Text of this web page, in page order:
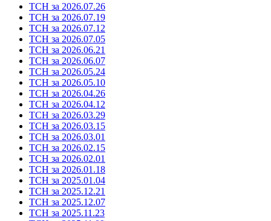
ТСН за 2026.07.26
ТСН за 2026.07.19
ТСН за 2026.07.12
ТСН за 2026.07.05
ТСН за 2026.06.21
ТСН за 2026.06.07
ТСН за 2026.05.24
ТСН за 2026.05.10
ТСН за 2026.04.26
ТСН за 2026.04.12
ТСН за 2026.03.29
ТСН за 2026.03.15
ТСН за 2026.03.01
ТСН за 2026.02.15
ТСН за 2026.02.01
ТСН за 2026.01.18
ТСН за 2025.01.04
ТСН за 2025.12.21
ТСН за 2025.12.07
ТСН за 2025.11.23